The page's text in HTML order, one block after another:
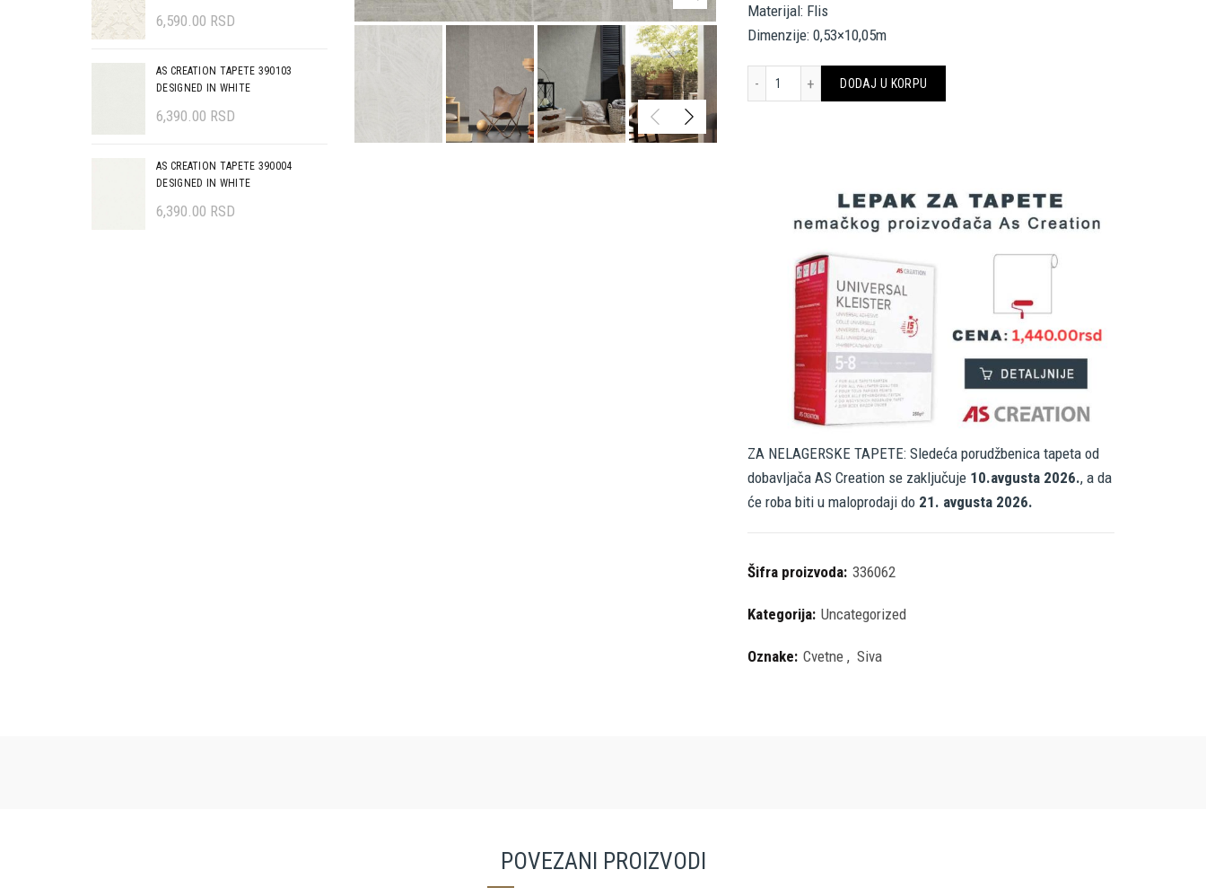
Materijal: Flis
Dimenzije: 0,53×10,05m
DODAJ U KORPU
ZA NELAGERSKE TAPETE: Sledeća porudžbenica tapeta od
dobavljača AS Creation se zaključuje 10.avgusta 2026., a da
će roba biti u maloprodaji do 21. avgusta 2026.
Šifra proizvoda: 336062
Kategorija: Uncategorized
Oznake: Cvetne , Siva
6,590.00 RSD
AS CREATION TAPETE 390103
DESIGNED IN WHITE
6,390.00 RSD
AS CREATION TAPETE 390004
DESIGNED IN WHITE
6,390.00 RSD
POVEZANI PROIZVODI